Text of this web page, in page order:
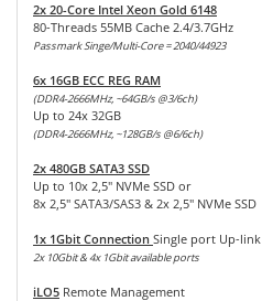
2x 20-Core Intel Xeon Gold 6148
80-Threads 55MB Cache 2.4/3.7GHz
Passmark Singe/Multi-Core = 2040/44923
6x 16GB ECC REG RAM
(DDR4-2666MHz, ~64GB/s @3/6ch)
Up to 24x 32GB
(DDR4-2666MHz, ~128GB/s @6/6ch)
2x 480GB SATA3 SSD
Up to 10x 2,5" NVMe SSD or
8x 2,5" SATA3/SAS3 & 2x 2,5" NVMe SSD
1x 1Gbit Connection Single port Up-link
2x 10Gbit & 4x 1Gbit available ports
iLO5 Remote Management